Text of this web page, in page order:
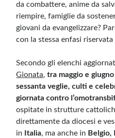
da combattere, anime da
riempire, famiglie da
giovani da evangelizzare?
con la stessa enfasi
Secondo gli elenchi
Gionata,tra maggio e
sessanta veglie, culti e
giornata contro
ospitate in strutture
direttamente da diocesi e
in
Italia, ma anche in Belgio,